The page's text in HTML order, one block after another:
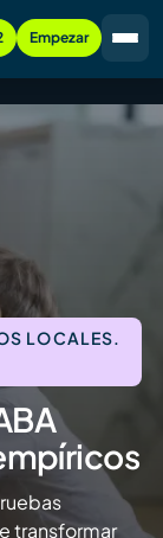
Empezar
LOCALES.
transformar